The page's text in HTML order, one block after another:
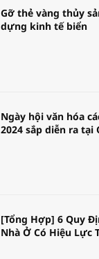
Gỡ thẻ vàng thủy
dựng kinh tế biển
Ngày hội văn hóa
2024 sắp diễn ra tại
[Tổng Hợp] 6 Quy
Nhà Ở Có Hiệu Lực